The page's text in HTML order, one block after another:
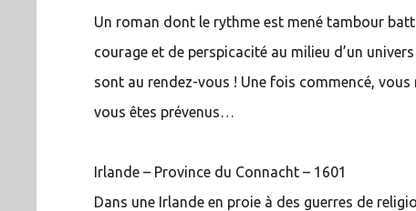
Un roman dont le rythme est mené tambour
courage et de perspicacité au milieu d’un
sont au rendez-vous ! Une fois commencé,
vous êtes prévenus…
Irlande – Province du Connacht – 1601
Dans une Irlande en proie à des guerres de